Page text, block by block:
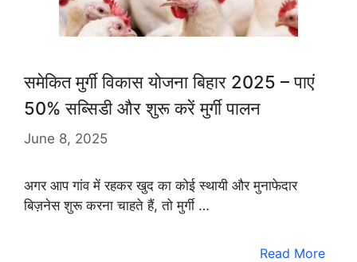
समेकित मुर्गी विकास योजना बिहार 2025 – पाएं
50% सब्सिडी और शुरू करें मुर्गी पालन
June 8, 2025
अगर आप गांव में रहकर खुद का कोई स्थायी और मुनाफेदार
बिज़नेस शुरू करना चाहते हैं, तो मुर्गी …
Read More